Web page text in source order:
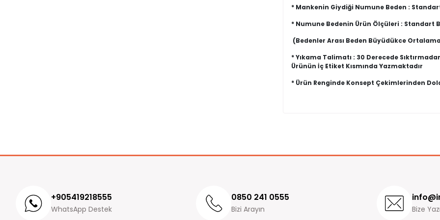
* Mankenin Giydiği Numune Beden :
* Numune Bedenin Ürün Ölçüleri : Standart
(Bedenler Arası Beden Büyüdükce
* Yıkama Talimatı : 30 Derecede
Ürünün İç Etiket Kısmında Yazmaktadır
* Ürün Renginde Konsept Çekimlerinden
İade ve değişim süreçlerini daha hızlı yapmak
Ödemenizi kredi kartıyla gerçekleştirdiyseniz
+905419218555
WhatsApp Destek
0850 241 0555
Bizi Arayın Bize